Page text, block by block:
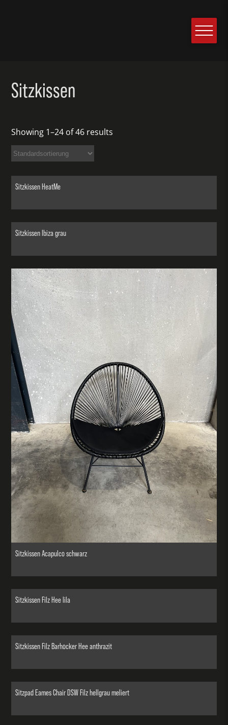
Sitzkissen
Showing 1–24 of 46 results
Sitzkissen HeatMe
Sitzkissen Ibiza grau
Sitzkissen Acapulco schwarz
Sitzkissen Filz Hee lila
Sitzkissen Filz Barhocker Hee anthrazit
Sitzpad Eames Chair DSW Filz hellgrau meliert